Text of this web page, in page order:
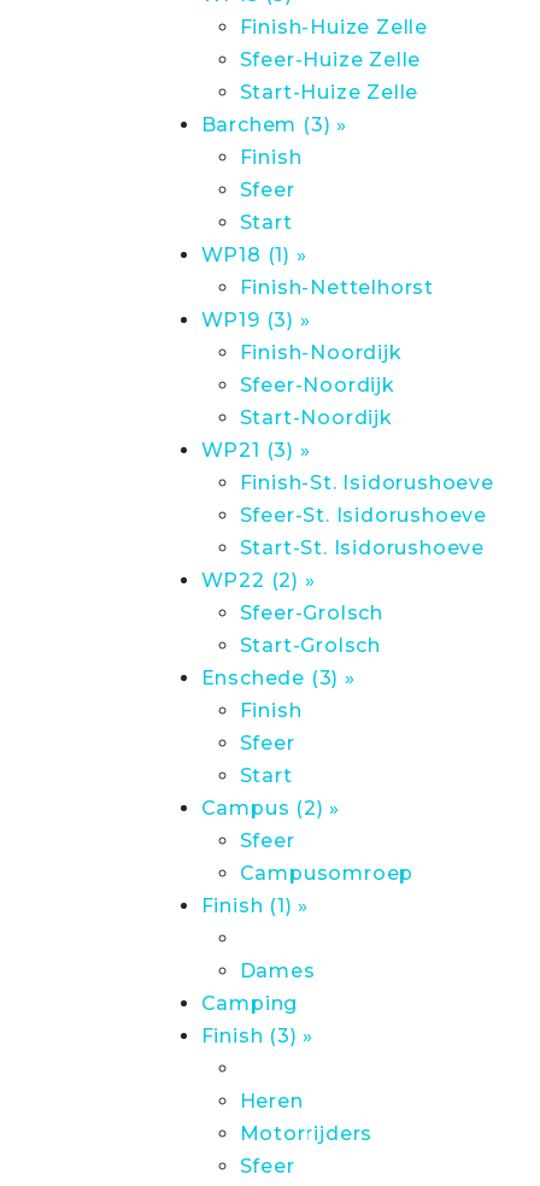
Finish-Huize Zelle
Sfeer-Huize Zelle
Start-Huize Zelle
Barchem (3) »
Finish
Sfeer
Start
WP18 (1) »
Finish-Nettelhorst
WP19 (3) »
Finish-Noordijk
Sfeer-Noordijk
Start-Noordijk
WP21 (3) »
Finish-St. Isidorushoeve
Sfeer-St. Isidorushoeve
Start-St. Isidorushoeve
WP22 (2) »
Sfeer-Grolsch
Start-Grolsch
Enschede (3) »
Finish
Sfeer
Start
Campus (2) »
Sfeer
Campusomroep
Finish (1) »
Dames
Camping
Finish (3) »
Heren
Motorrijders
Sfeer